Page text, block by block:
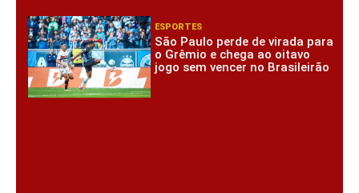
ESPORTES
São Paulo perde de virada para
o Grêmio e chega ao oitavo
jogo sem vencer no Brasileirão